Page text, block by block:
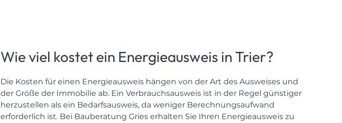
Wie viel kostet ein Energieausweis in Trier?
Die Kosten für einen Energieausweis hängen von der Art des Ausweises und
der Größe der Immobilie ab. Ein Verbrauchsausweis ist in der Regel günstiger
herzustellen als ein Bedarfsausweis, da weniger Berechnungsaufwand
erforderlich ist. Bei Bauberatung Gries erhalten Sie Ihren Energieausweis zu